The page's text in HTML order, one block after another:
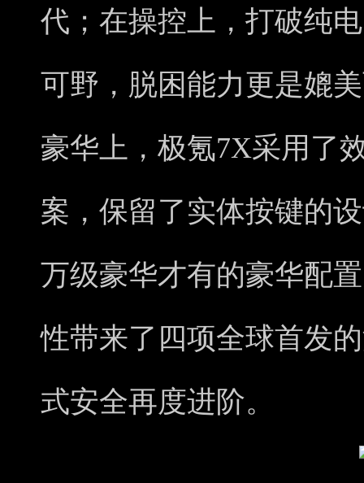
代；在操控上，打破纯
可野，脱困能力更是媲
豪华上，极氪7X采用了
案，保留了实体按键的
万级豪华才有的豪华配
性带来了四项全球首发
式安全再度进阶。